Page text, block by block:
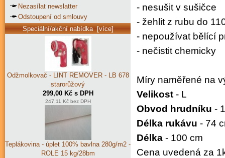
- nesušit v sušičce
- žehlit z rubu do
- nepoužívat bělící
- nečistit chemicky
Míry naměřené na
Velikost - L
Obvod hrudníku -
Délka rukávu - 74
Délka - 100 cm
Cena uvedená za
Nezasílat newslatter
Odstoupení od smlouvy
Speciální/akční nabídka [více]
Odžmolkovač - LINT REMOVER - LB 678
starorůžový
299,00 Kč s DPH
247,11 Kč bez DPH
Teplákovina - úplet 100% bavlna 280g/m2 -
ROLE 15 kg/28bm